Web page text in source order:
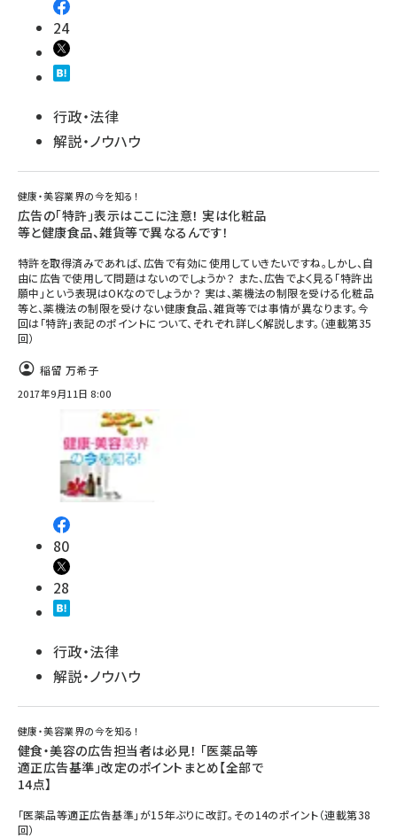
24
行政・法律
解説・ノウハウ
健康・美容業界の今を知る！
広告の「特許」表示はここに注意！ 実は化粧品
等と健康食品、雑貨等で異なるんです！
特許を取得済みであれば、広告で有効に使用していきたいですね。しかし、自
由に広告で使用して問題はないのでしょうか？ また、広告でよく見る「特許出
願中」という表現はOKなのでしょうか？ 実は、薬機法の制限を受ける化粧品
等と、薬機法の制限を受けない健康食品、雑貨等では事情が異なります。今
回は「特許」表記のポイントについて、それぞれ詳しく解説します。（連載第35
回）
稲留 万希子
2017年9月11日 8:00
80
28
行政・法律
解説・ノウハウ
健康・美容業界の今を知る！
健食・美容の広告担当者は必見！ 「医薬品等
適正広告基準」改定のポイントまとめ【全部で
14点】
「医薬品等適正広告基準」が15年ぶりに改訂。その14のポイント（連載第38
回）